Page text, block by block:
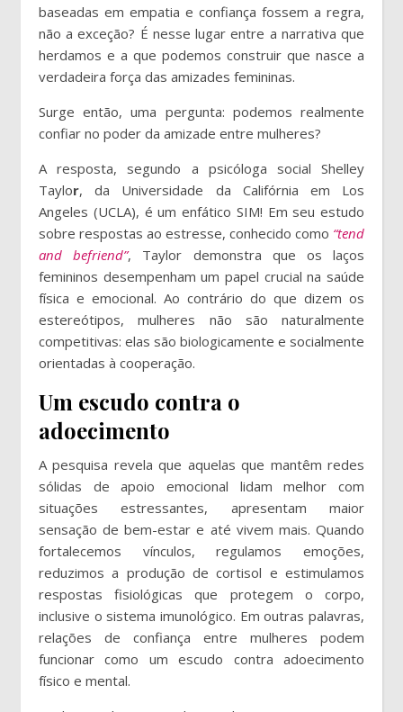
baseadas em empatia e confiança fossem a regra,
não a exceção? É nesse lugar entre a narrativa que
herdamos e a que podemos construir que nasce a
verdadeira força das amizades femininas.
Surge então, uma pergunta: podemos realmente
confiar no poder da amizade entre mulheres?
A resposta, segundo a psicóloga social Shelley
Taylor, da Universidade da Califórnia em Los
Angeles (UCLA), é um enfático SIM! Em seu estudo
sobre respostas ao estresse, conhecido como “tend
and befriend”, Taylor demonstra que os laços
femininos desempenham um papel crucial na saúde
física e emocional. Ao contrário do que dizem os
estereótipos, mulheres não são naturalmente
competitivas: elas são biologicamente e socialmente
orientadas à cooperação.
Um escudo contra o
adoecimento
A pesquisa revela que aquelas que mantêm redes
sólidas de apoio emocional lidam melhor com
situações estressantes, apresentam maior
sensação de bem-estar e até vivem mais. Quando
fortalecemos vínculos, regulamos emoções,
reduzimos a produção de cortisol e estimulamos
respostas fisiológicas que protegem o corpo,
inclusive o sistema imunológico. Em outras palavras,
relações de confiança entre mulheres podem
funcionar como um escudo contra adoecimento
físico e mental.